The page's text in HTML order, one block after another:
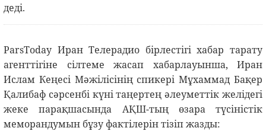
деді.
ParsToday Иран Телерадио бірлестігі хабар тарату
агенттігіне сілтеме жасап хабарлауынша, Иран
Ислам Кеңесі Мәжілісінің спикері Мұхаммад Бақер
Қалибаф сәрсенбі күні таңертең әлеуметтік желідегі
жеке парақшасында АҚШ-тың өзара түсіністік
меморандумын бұзу фактілерін тізіп жазды: